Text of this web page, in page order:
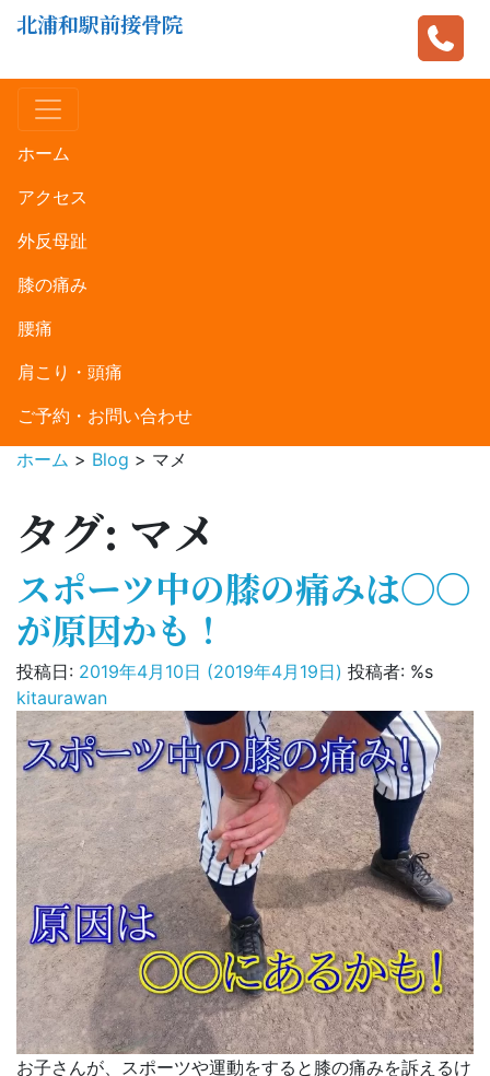
北浦和駅前接骨院
ホーム
アクセス
外反母趾
膝の痛み
腰痛
肩こり・頭痛
ご予約・お問い合わせ
ホーム > Blog > マメ
タグ: マメ
スポーツ中の膝の痛みは〇〇
が原因かも！
投稿日: 2019年4月10日 (2019年4月19日) 投稿者: %s
kitaurawan
お子さんが、スポーツや運動をすると膝の痛みを訴えるけ